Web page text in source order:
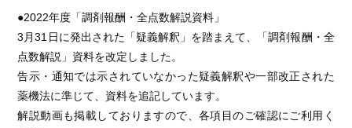
●2022年度「調剤報酬・全点数解説資料」
3月31日に発出された「疑義解釈」を踏まえて、「調剤報酬・全
点数解説」資料を改定しました。
告示・通知では示されていなかった疑義解釈や一部改正された
薬機法に準じて、資料を追記しています。
解説動画も掲載しておりますので、各項目のご確認にご利用く